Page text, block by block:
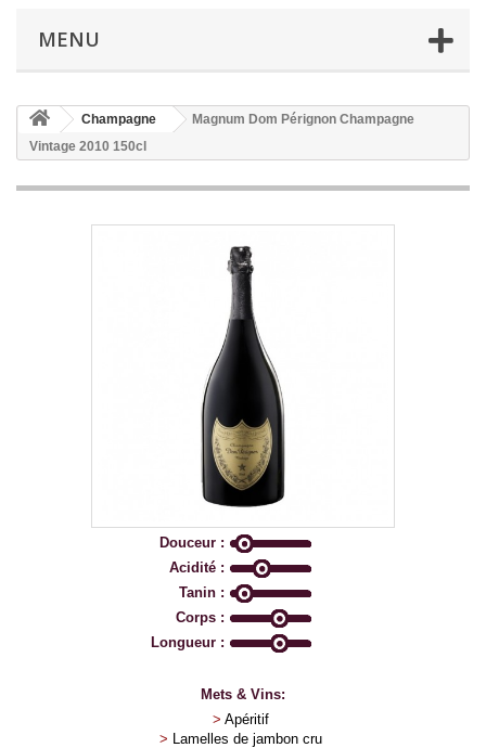
MENU
Champagne
Magnum Dom Pérignon Champagne
Vintage 2010 150cl
Douceur :
Acidité :
Tanin :
Corps :
Longueur :
Mets & Vins:
> Apéritif
>
Lamelles de jambon cru